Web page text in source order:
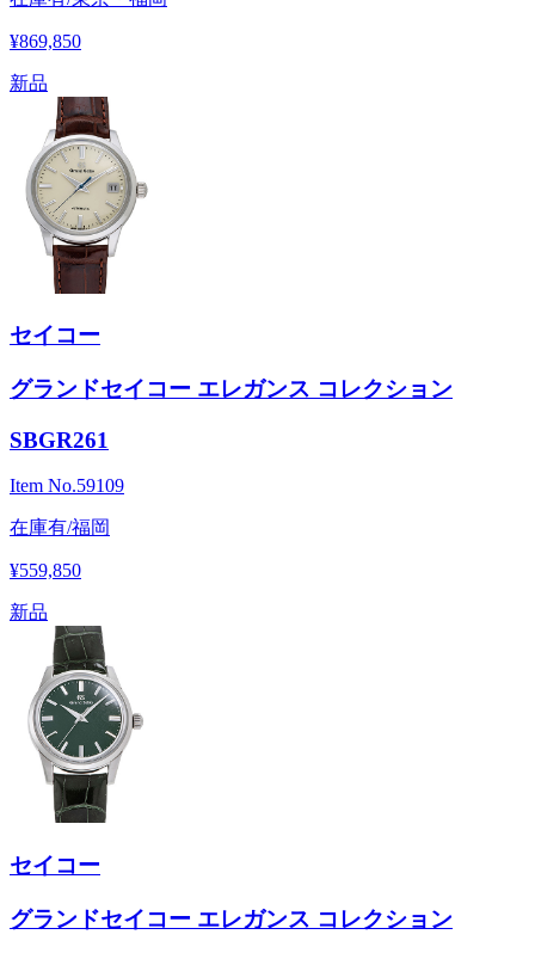
¥869,850
新品
セイコー
グランドセイコー エレガンス コレクション
SBGR261
Item No.59109
在庫有/福岡
¥559,850
新品
セイコー
グランドセイコー エレガンス コレクション